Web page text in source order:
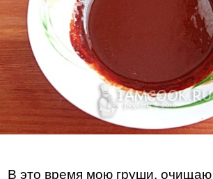
В это время мою груши, очищаю